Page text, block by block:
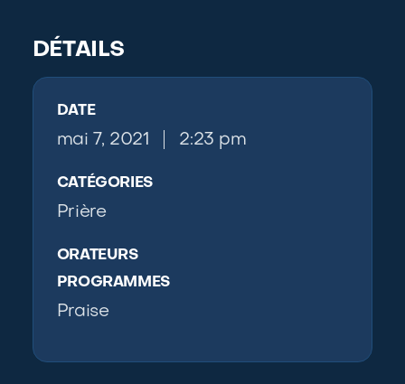
DÉTAILS
DATE
mai 7, 2021 2:23 pm
CATÉGORIES
Prière
ORATEURS
PROGRAMMES
Praise